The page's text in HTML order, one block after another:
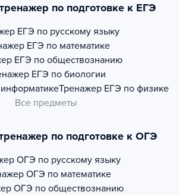
по подготовке к ЕГЭ
ЕГЭ по русскому языку
ЕГЭ по математике
ЕГЭ по обществознанию
ЕГЭ по биологии
Тренажер ЕГЭ по физике
Все предметы
по подготовке к ОГЭ
ОГЭ по русскому языку
ОГЭ по математике
ОГЭ по обществознанию